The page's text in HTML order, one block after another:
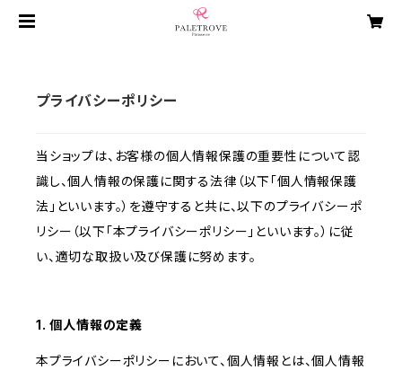
プライバシーポリシー
当ショップは、お客様の個人情報保護の重要性について認
識し、個人情報の保護に関する法律（以下「個人情報保護
法」といいます。）を遵守すると共に、以下のプライバシーポ
リシー（以下「本プライバシーポリシー」といいます。）に従
い、適切な取扱い及び保護に努めます。
1. 個人情報の定義
本プライバシーポリシーにおいて、個人情報とは、個人情報